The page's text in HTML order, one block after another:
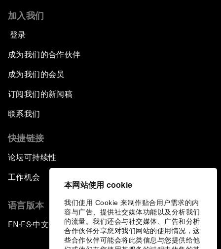
本网站使用 cookie
我们使用 Cookie 来制作贴合用户需求的内
容与广告、提供社交媒体功能以及分析我们
的流量。我们还会与社交媒体、广告和分析
合作伙伴分享您对我们网站的使用情况，这
些合作伙伴可能会将此类信息与您提供给他
加入我们
登录
成为我们的合作伙伴
成为我们的会员
订阅我们的新闻稿
联系我们
快捷链接
论坛可持续性
工作机会
语言版本
EN ▪ ES▪中文▪ 日本語